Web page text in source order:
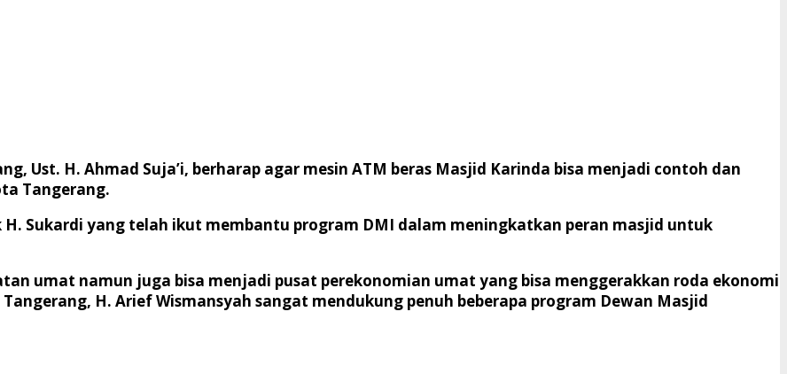
Ust. H. Ahmad Suja’i, berharap agar mesin ATM beras Masjid Karinda bisa menjadi contoh dan
Tangerang.
H. Sukardi yang telah ikut membantu program DMI dalam meningkatkan peran masjid untuk
umat namun juga bisa menjadi pusat perekonomian umat yang bisa menggerakkan roda ekonomi
H. Arief Wismansyah sangat mendukung penuh beberapa program Dewan Masjid